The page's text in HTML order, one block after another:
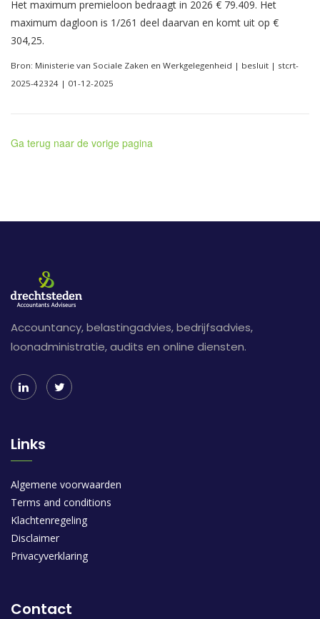
Het maximum premieloon bedraagt in 2026 € 79.409. Het
maximum dagloon is 1/261 deel daarvan en komt uit op €
304,25.
Bron: Ministerie van Sociale Zaken en Werkgelegenheid | besluit | stcrt-
2025-42324 | 01-12-2025
Ga terug naar de vorige pagina
Accountancy, belastingadvies, bedrijfsadvies,
loonadministratie, audits en online diensten.
Links
Algemene voorwaarden
Terms and conditions
Klachtenregeling
Disclaimer
Privacyverklaring
Contact